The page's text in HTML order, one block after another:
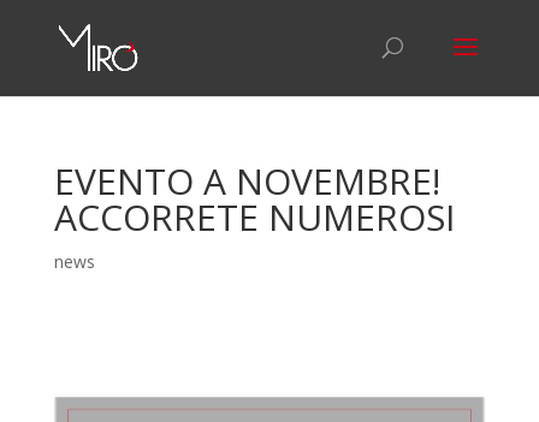
EVENTO A NOVEMBRE!
ACCORRETE NUMEROSI
news